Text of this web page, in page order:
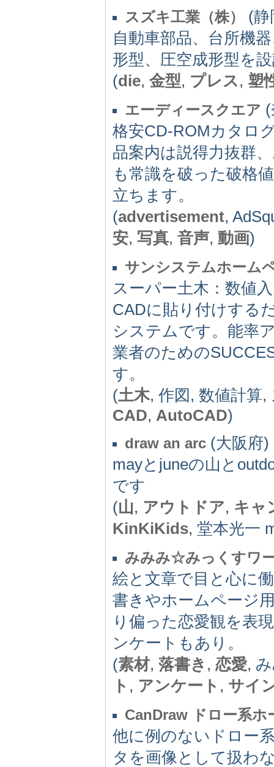
スズキ工業（株）
(静
自動車部品、台所機
形型、圧空成形型を
(die, 金型, プレス, 塑
エーディースクエア
格安CD-ROMカタロ
品案内は説得力抜群
も常識を破った破格
立ちます。
(advertisement,
安, 写真, 音声, 動画)
サンシステムホーム
スーパー土木：数値
CADに貼り付けする
システムです。能率
業者のための
す。
(土木, 作図, 数値計算
CAD, AutoCAD)
draw an arc (大阪府)
mayとjuneの山と
です
(山, アウトドア, キャ
KinKiKids, 堂本光一
みみみ☆みっくすワ
絵と文章で目と心に
書きやホームページ
り偏った恋愛観を表
ンケートもあり。
(素材, 落書き , 恋愛,
ト , アンケート , サイ
CanDraw ドロー系ホ
他に例のないドロー
タを画像として扱わ